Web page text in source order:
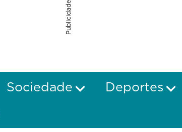
Publicidade
Sociedade
Deportes